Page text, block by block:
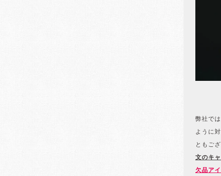
弊社で
ように
ともご
文のキ
欠品ア